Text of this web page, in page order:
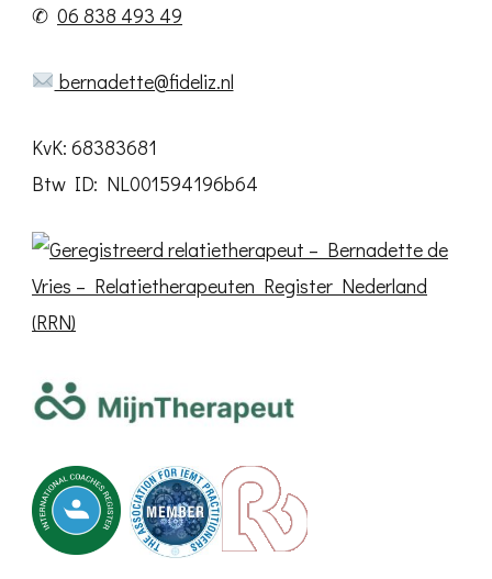
✆ 06 838 493 49
bernadette@fideliz.nl
KvK: 68383681
Btw ID: NL001594196b64